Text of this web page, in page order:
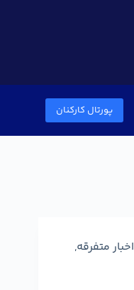
پورتال کارکنان
اخبار متفرقه,